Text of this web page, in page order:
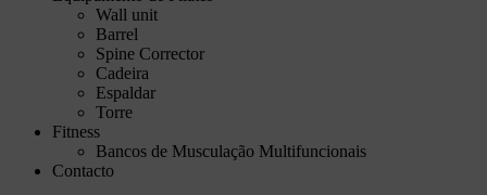
Wall unit
Barrel
Spine Corrector
Cadeira
Espaldar
Torre
Fitness
Bancos de Musculação Multifuncionais
Contacto